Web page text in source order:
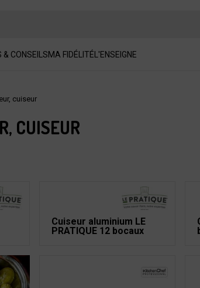
& CONSEILSMA FIDÉLITÉL'ENSEIGNE
cuiseur
CUISEUR
Cuiseur aluminium LE
PRATIQUE 12 bocaux